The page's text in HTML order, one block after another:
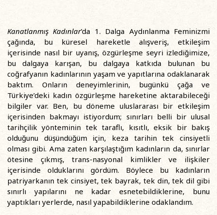
Kanatlanmış Kadınlar’da 1. Dalga Aydınlanma Feminizmi
çağında, bu küresel hareketle alışveriş, etkileşim
içerisinde nasıl bir uyanış, özgürleşme seyri izlediğimize,
bu dalgaya karışan, bu dalgaya katkıda bulunan bu
coğrafyanın kadınlarının yaşam ve yapıtlarına odaklanarak
baktım. Onların deneyimlerinin, bugünkü çağa ve
Türkiye’deki kadın özgürleşme hareketine aktarabileceği
bilgiler var. Ben, bu döneme uluslararası bir etkileşim
içerisinden bakmayı istiyordum; sınırları belli bir ulusal
tarihçilik yönteminin tek taraflı, kısıtlı, eksik bir bakış
olduğunu düşündüğüm için, keza tarihin tek cinsiyetli
olması gibi. Ama zaten karşılaştığım kadınların da, sınırlar
ötesine çıkmış, trans-nasyonal kimlikler ve ilişkiler
içerisinde olduklarını gördüm. Böylece bu kadınların
patriyarkanın tek cinsiyet, tek bayrak, tek din, tek dil gibi
sınırlı yapılarını ne kadar esnetebildiklerine, bunu
yaptıkları yerlerde, nasıl yapabildiklerine odaklandım.